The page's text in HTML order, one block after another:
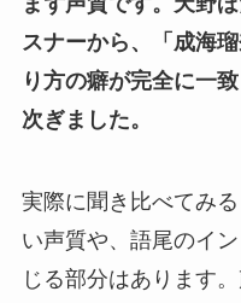
スナーから、「成海
り方の癖が完全に一
次ぎました。
実際に聞き比べてみ
い声質や、語尾のイ
じる部分はあります